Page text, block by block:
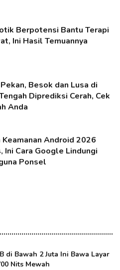
Berpotensi Bantu Terapi
Ini Hasil Temuannya
Besok dan Lusa di
Diprediksi Cerah, Cek
Anda
Keamanan Android 2026
Ini Cara Google Lindungi
Ponsel
di Bawah 2 Juta Ini Bawa Layar
Nits Mewah